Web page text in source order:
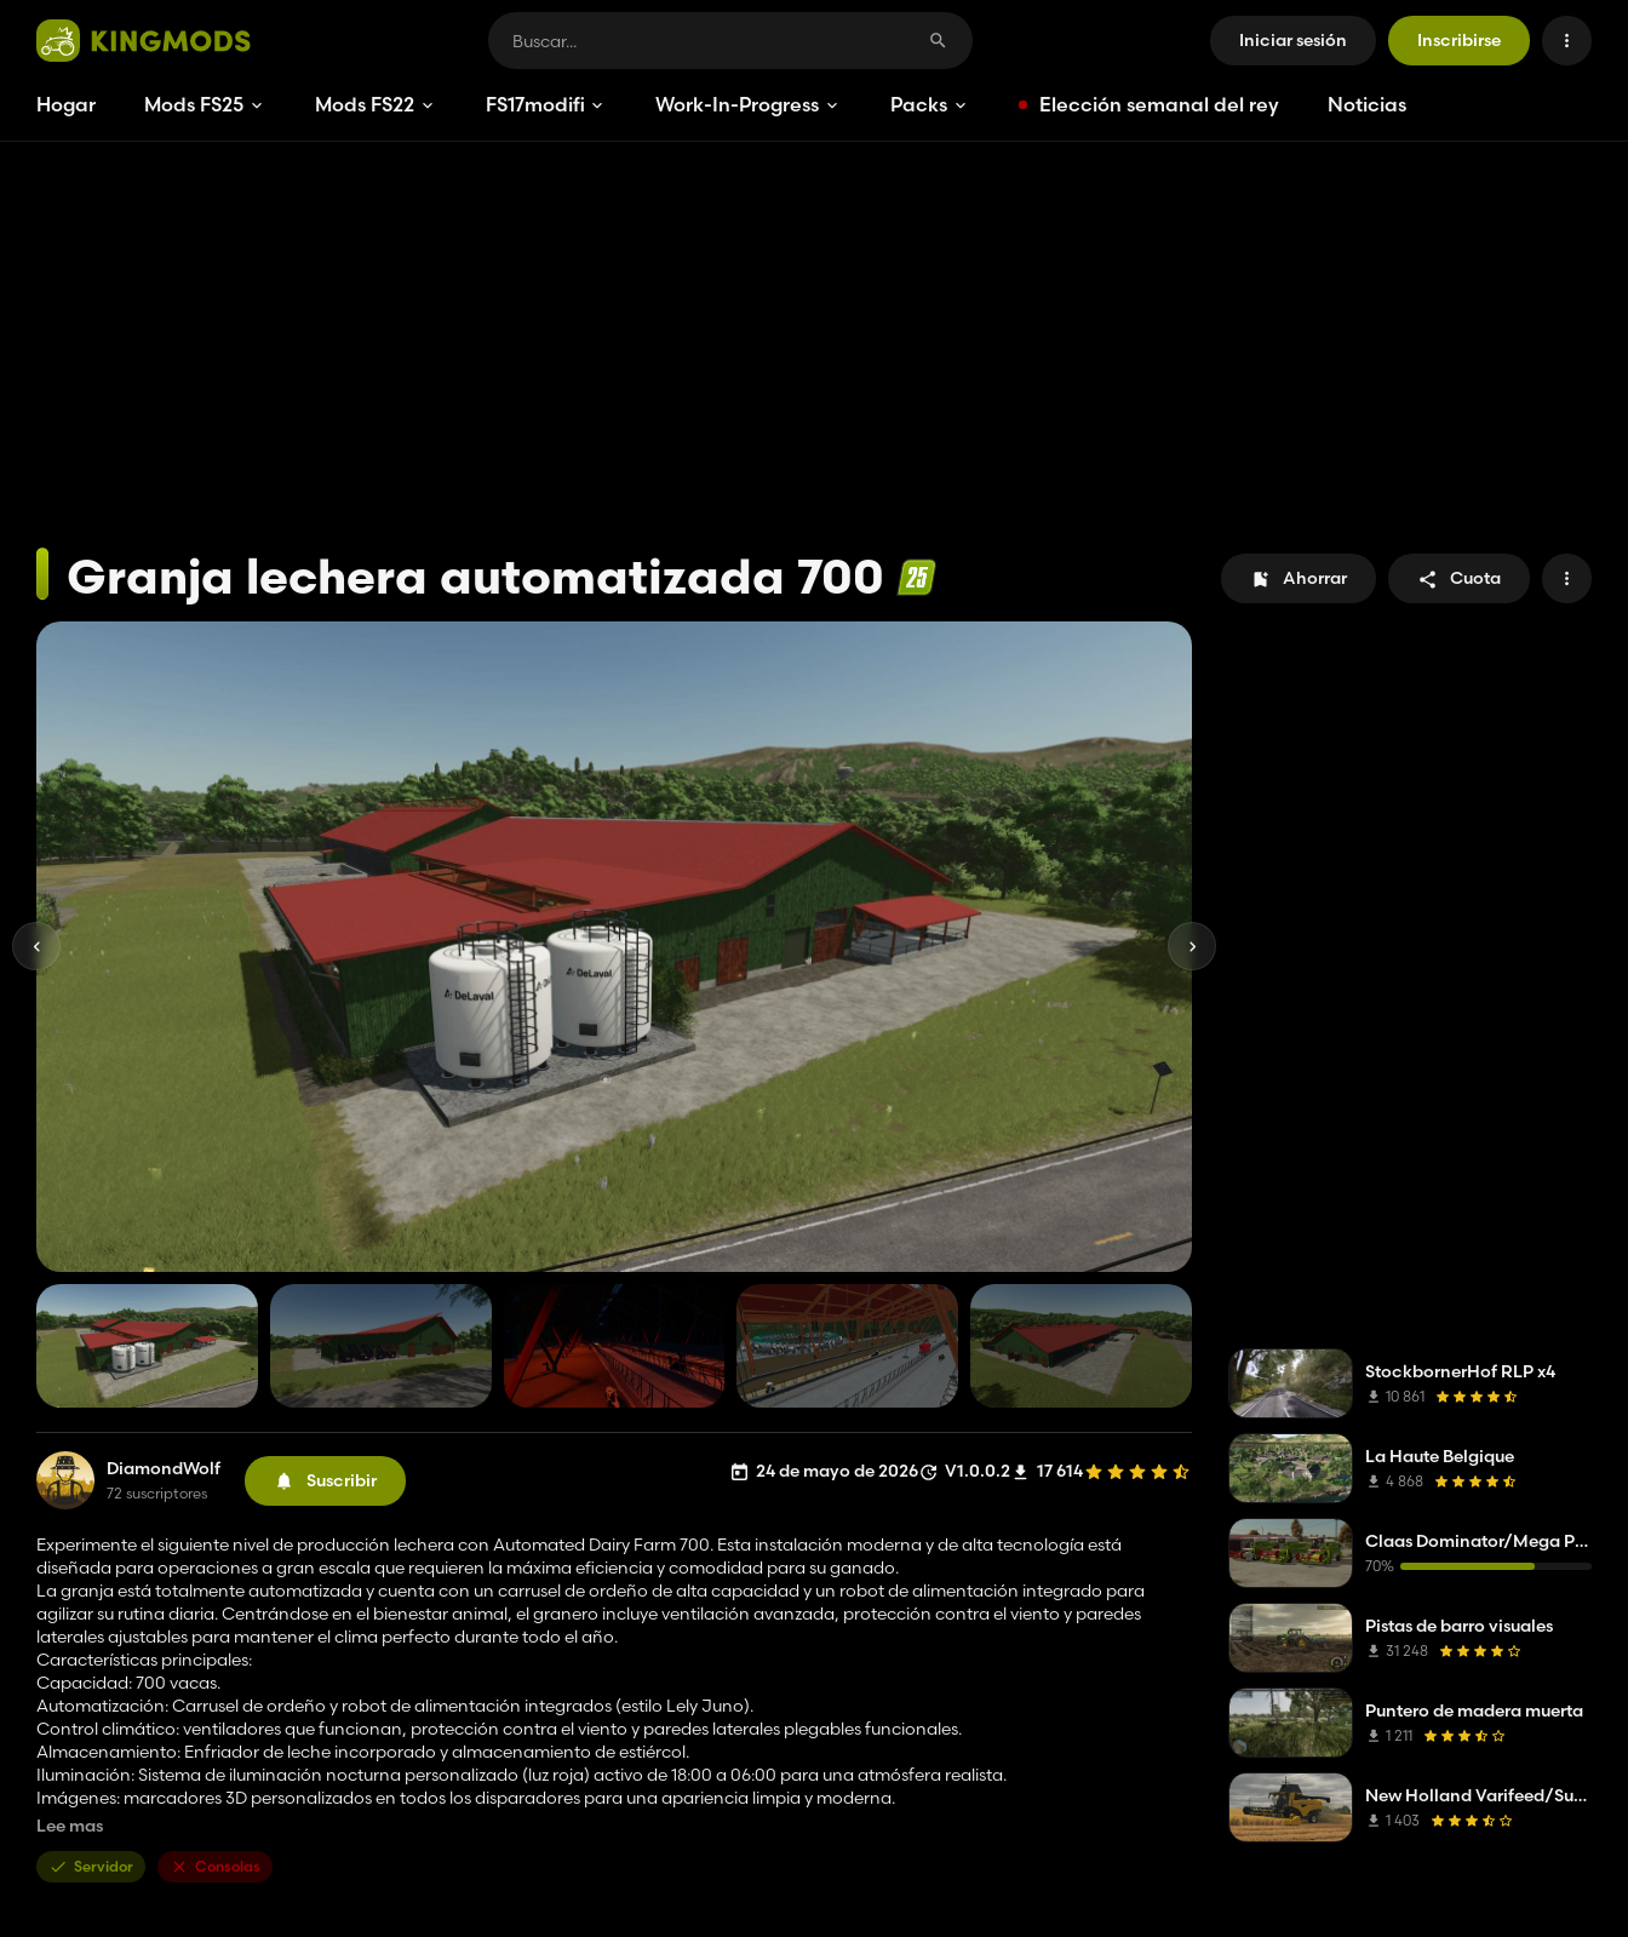
Iniciar sesión Inscribirse
Hogar Mods FS25 Mods FS22 FS17modificacionesWork-In-Progress Packs Elección semanal del rey Noticias
Granja lechera automatizada 700 Ahorrar Cuota
DiamondWolf
72 suscriptores
Suscribir 24 de mayo de 2026 V1.0.0.2 17 614
Experimente el siguiente nivel de producción lechera con Automated Dairy Farm 700. Esta instalación moderna y de alta tecnología está
diseñada para operaciones a gran escala que requieren la máxima eficiencia y comodidad para su ganado.
La granja está totalmente automatizada y cuenta con un carrusel de ordeño de alta capacidad y un robot de alimentación integrado para
agilizar su rutina diaria. Centrándose en el bienestar animal, el granero incluye ventilación avanzada, protección contra el viento y paredes
laterales ajustables para mantener el clima perfecto durante todo el año.
Características principales:
Capacidad: 700 vacas.
Automatización: Carrusel de ordeño y robot de alimentación integrados (estilo Lely Juno).
Control climático: ventiladores que funcionan, protección contra el viento y paredes laterales plegables funcionales.
Almacenamiento: Enfriador de leche incorporado y almacenamiento de estiércol.
Iluminación: Sistema de iluminación nocturna personalizado (luz roja) activo de 18:00 a 06:00 para una atmósfera realista.
Imágenes: marcadores 3D personalizados en todos los disparadores para una apariencia limpia y moderna.
Especificaciones técnicas:
Registro: 100% Limpio (Sin errores).
Lee mas
Servidor Consolas
StockbornerHof RLP x4
10 861
La Haute Belgique
4 868
Claas Dominator/Mega Pack
70%
Pistas de barro visuales
31 248
Puntero de madera muerta
1 211
New Holland Varifeed/Superflex
1 403